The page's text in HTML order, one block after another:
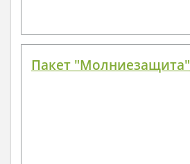
Пакет "Молниезащита"